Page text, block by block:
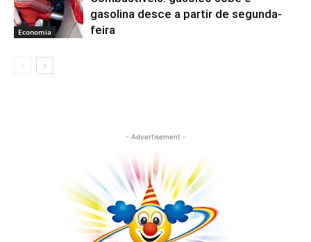
Economia
gasolina desce a partir de segunda-
feira
- Advertisement -